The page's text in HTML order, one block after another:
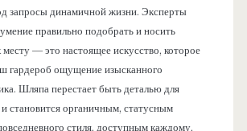
запросы динамичной жизни. Эксперты
правильно подобрать и носить
месту — это настоящее искусство, которое
гардероб ощущение изысканного
Шляпа перестает быть деталью для
становится органичным, статусным
стиля, доступным каждому,